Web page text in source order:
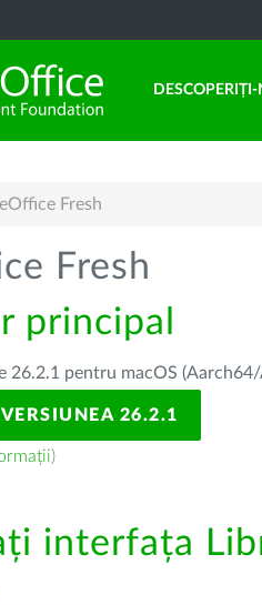
DESCOPERIȚI-
Fresh
Fresh
principal
26.2.1 pentru macOS
26.2.1
)
interfața